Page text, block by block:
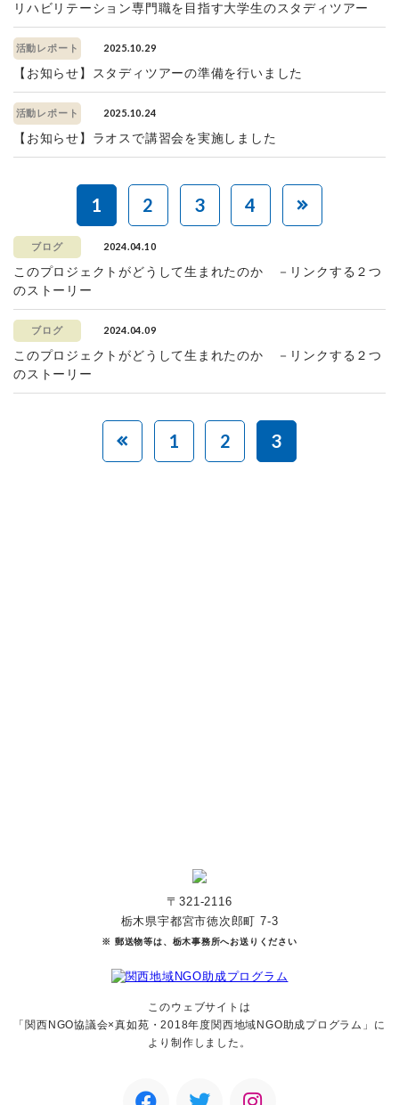
リハビリテーション専門職を目指す大学生のスタディツアー
活動レポート 2025.10.29
【お知らせ】スタディツアーの準備を行いました
活動レポート 2025.10.24
【お知らせ】ラオスで講習会を実施しました
1 2 3 4
ブログ 2024.04.10
このプロジェクトがどうして生まれたのか －リンクする２つ
のストーリー
ブログ 2024.04.09
このプロジェクトがどうして生まれたのか －リンクする２つ
のストーリー
1 2 3
〒321-2116
栃木県宇都宮市徳次郎町 7-3
※ 郵送物等は、栃木事務所へお送りください
このウェブサイトは
「関西NGO協議会×真如苑・2018年度関西地域NGO助成プログラム」に
より制作しました。